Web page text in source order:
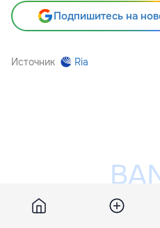
Подпишитесь на
Источник Ria